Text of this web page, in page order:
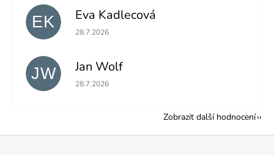
EK Eva Kadlecová
Hodnocení obchodu je 5 z 5 hvězdiček.
28.7.2026
JW Jan Wolf
Hodnocení obchodu je 5 z 5 hvězdiček.
28.7.2026
Zobrazit další hodnocení